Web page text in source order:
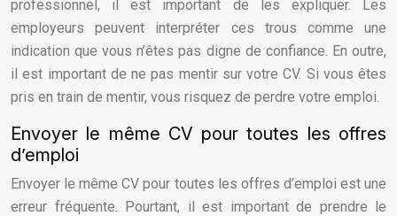
professionnel, il est important de les expliquer. Les
employeurs peuvent interpréter ces trous comme une
indication que vous n’êtes pas digne de confiance. En outre,
il est important de ne pas mentir sur votre CV. Si vous êtes
pris en train de mentir, vous risquez de perdre votre emploi.
Envoyer le même CV pour toutes les offres
d’emploi
Envoyer le même CV pour toutes les offres d’emploi est une
erreur fréquente. Pourtant, il est important de prendre le